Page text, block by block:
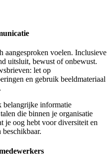
aangesproken voelen. Inclusieve
uitsluit, bewust of onbewust.
let op
en gebruik beeldmateriaal
belangrijke informatie
die binnen je organisatie
je oog hebt voor diversiteit en